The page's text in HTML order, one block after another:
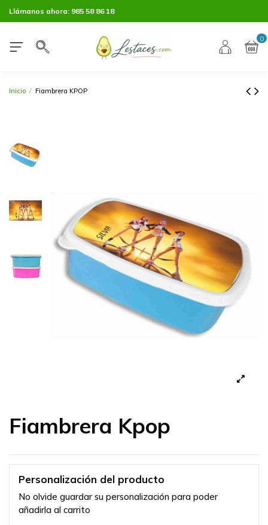
Llámanos ahora: 985 58 86 18
0
Inicio Fiambrera KPOP
Fiambrera Kpop
Personalización del producto
No olvide guardar su personalización para poder
añadirla al carrito